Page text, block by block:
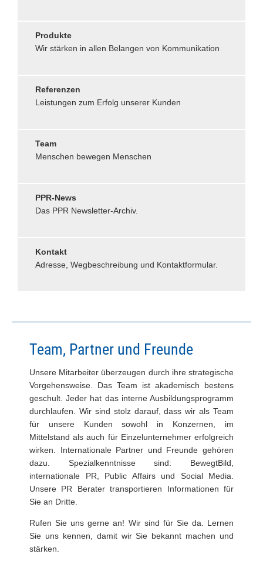
Produkte
Wir stärken in allen Belangen von Kommunikation
Referenzen
Leistungen zum Erfolg unserer Kunden
Team
Menschen bewegen Menschen
PPR-News
Das PPR Newsletter-Archiv.
Kontakt
Adresse, Wegbeschreibung und Kontaktformular.
Team, Partner und Freunde
Unsere Mitarbeiter überzeugen durch ihre strategische
Vorgehensweise. Das Team ist akademisch bestens
geschult. Jeder hat das interne Ausbildungsprogramm
durchlaufen. Wir sind stolz darauf, dass wir als Team
für unsere Kunden sowohl in Konzernen, im
Mittelstand als auch für Einzelunternehmer erfolgreich
wirken. Internationale Partner und Freunde gehören
dazu. Spezialkenntnisse sind: BewegtBild,
internationale PR, Public Affairs und Social Media.
Unsere PR Berater transportieren Informationen für
Sie an Dritte.
Rufen Sie uns gerne an! Wir sind für Sie da. Lernen
Sie uns kennen, damit wir Sie bekannt machen und
stärken.